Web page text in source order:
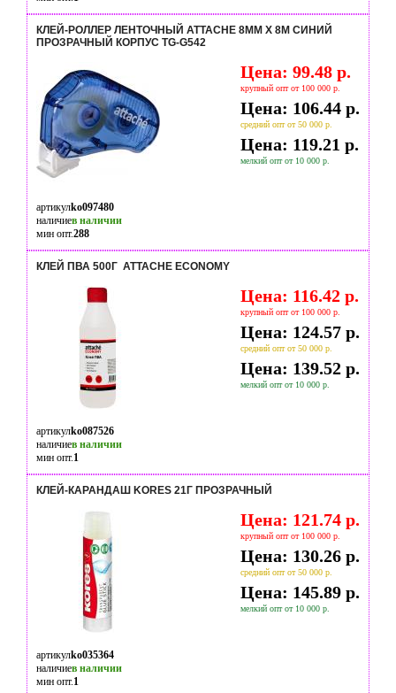
КЛЕЙ-РОЛЛЕР ЛЕНТОЧНЫЙ ATTACHE 8ММ Х 8М СИНИЙ
ПРОЗРАЧНЫЙ КОРПУС TG-G542
Цена: 99.48 р.
крупный опт от 100 000 р.
Цена: 106.44 р.
средний опт от 50 000 р.
Цена: 119.21 р.
мелкий опт от 10 000 р.
артикулko097480
наличиев наличии
мин опт.288
КЛЕЙ ПВА 500Г ATTACHE ECONOMY
Цена: 116.42 р.
крупный опт от 100 000 р.
Цена: 124.57 р.
средний опт от 50 000 р.
Цена: 139.52 р.
мелкий опт от 10 000 р.
артикулko087526
наличиев наличии
мин опт.1
КЛЕЙ-КАРАНДАШ KORES 21Г ПРОЗРАЧНЫЙ
Цена: 121.74 р.
крупный опт от 100 000 р.
Цена: 130.26 р.
средний опт от 50 000 р.
Цена: 145.89 р.
мелкий опт от 10 000 р.
артикулko035364
наличиев наличии
мин опт.1